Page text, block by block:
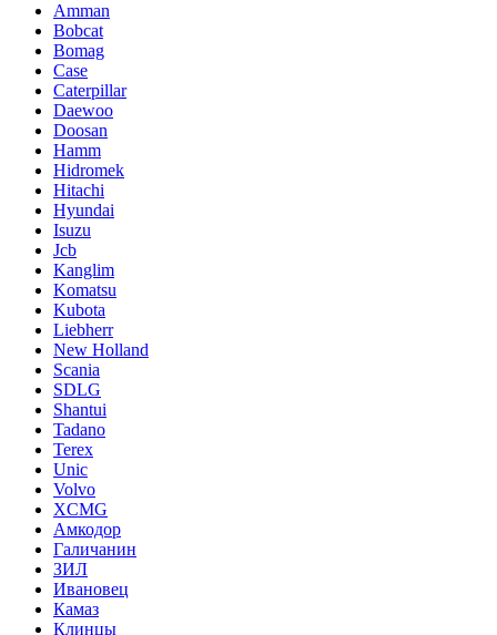
Amman
Bobcat
Bomag
Case
Caterpillar
Daewoo
Doosan
Hamm
Hidromek
Hitachi
Hyundai
Isuzu
Jcb
Kanglim
Komatsu
Kubota
Liebherr
New Holland
Scania
SDLG
Shantui
Tadano
Terex
Unic
Volvo
XCMG
Амкодор
Галичанин
ЗИЛ
Ивановец
Камаз
Клинцы